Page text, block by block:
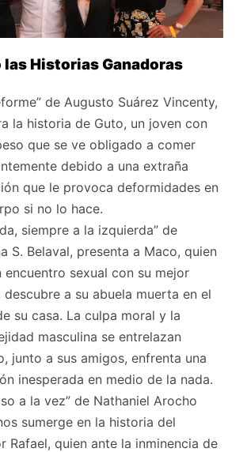
Historias Ganadoras
de Augusto Suárez Vincenty,
la historia de Guto, un joven con
que se ve obligado a comer
debido a una extraña
que le provoca deformidades en
si no lo hace.
siempre a la izquierda” de
S. Belaval, presenta a Maco, quien
encuentro sexual con su mejor
descubre a su abuela muerta en el
su casa. La culpa moral y la
masculina se entrelazan
junto a sus amigos, enfrenta una
inesperada en medio de la nada.
a la vez” de Nathaniel Arocho
sumerge en la historia del
Rafael, quien ante la inminencia de